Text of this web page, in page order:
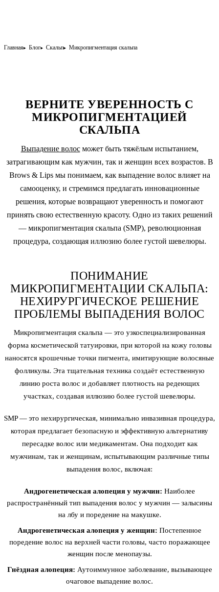
Главная Блог Скальп Микропигментация скальпа
ВЕРНИТЕ УВЕРЕННОСТЬ С
МИКРОПИГМЕНТАЦИЕЙ
СКАЛЬПА
Выпадение волосможет быть тяжёлым испытанием,
затрагивающим как мужчин, так и женщин всех возрастов. В
Brows & Lips мы понимаем, как выпадение волос влияет на
самооценку, и стремимся предлагать инновационные
решения, которые возвращают уверенность и помогают
принять свою естественную красоту. Одно из таких решений
— микропигментация скальпа (SMP), революционная
процедура, создающая иллюзию более густой шевелюры.
ПОНИМАНИЕ
МИКРОПИГМЕНТАЦИИ СКАЛЬПА:
НЕХИРУРГИЧЕСКОЕ РЕШЕНИЕ
ПРОБЛЕМЫ ВЫПАДЕНИЯ ВОЛОС
Микропигментация скальпа — это узкоспециализированная
форма косметической татуировки, при которой на кожу головы
наносятся крошечные точки пигмента, имитирующие волосяные
фолликулы. Эта тщательная техника создаёт естественную
линию роста волос и добавляет плотность на редеющих
участках, создавая иллюзию более густой шевелюры.
SMP — это нехирургическая, минимально инвазивная процедура,
которая предлагает безопасную и эффективную альтернативу
пересадке волос или медикаментам. Она подходит как
мужчинам, так и женщинам, испытывающим различные типы
выпадения волос, включая:
Андрогенетическая алопеция у мужчин: Наиболее
распространённый тип выпадения волос у мужчин — залысины
на лбу и поредение на макушке.
Андрогенетическая алопеция у женщин: Постепенное
поредение волос на верхней части головы, часто поражающее
женщин после менопаузы.
Гнёздная алопеция: Аутоиммунное заболевание, вызывающее
очаговое выпадение волос.